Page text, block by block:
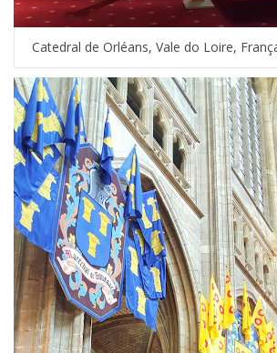
Catedral de Orléans, Vale do Loire,